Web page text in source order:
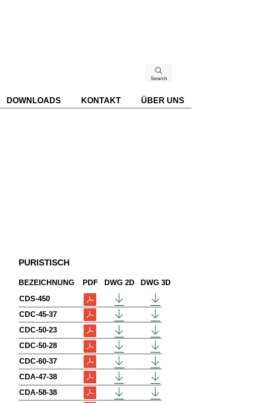
Search
DOWNLOADS KONTAKT ÜBER UNS
PURISTISCH
BEZEICHNUNG PDF DWG 2D
DWG 3D
CDS-450
CDC-45-37
CDC-50-23
CDC-50-28
CDC-60-37
CDA-47-38
CDA-58-38